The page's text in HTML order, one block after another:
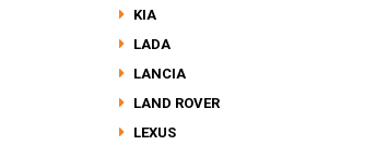
KIA
LADA
LANCIA
LAND ROVER
LEXUS